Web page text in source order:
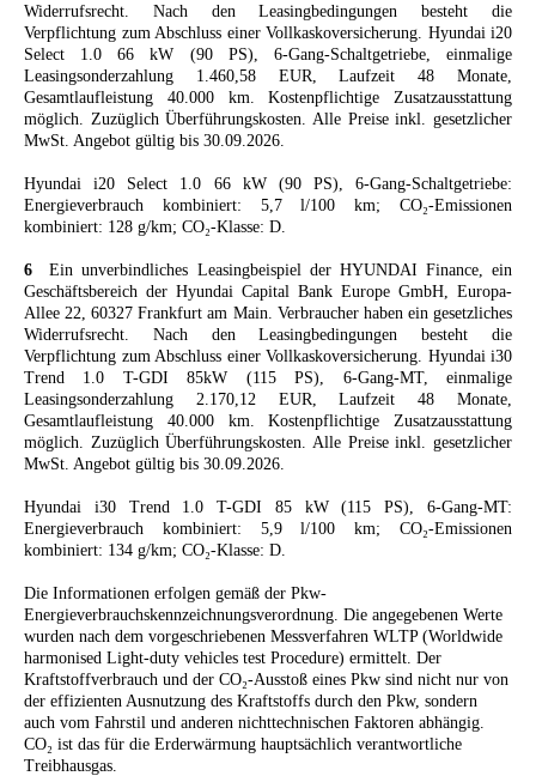
Widerrufsrecht. Nach den Leasingbedingungen besteht die
Verpflichtung zum Abschluss einer Vollkaskoversicherung. Hyundai i20
Select 1.0 66 kW (90 PS), 6-Gang-Schaltgetriebe, einmalige
Leasingsonderzahlung 1.460,58 EUR, Laufzeit 48 Monate,
Gesamtlaufleistung 40.000 km. Kostenpflichtige Zusatzausstattung
möglich. Zuzüglich Überführungskosten. Alle Preise inkl. gesetzlicher
MwSt. Angebot gültig bis 30.09.2026.
Hyundai i20 Select 1.0 66 kW (90 PS), 6-Gang-Schaltgetriebe:
Energieverbrauch kombiniert: 5,7 l/100 km; CO₂-Emissionen
kombiniert: 128 g/km; CO₂-Klasse: D.
6
Ein unverbindliches Leasingbeispiel der HYUNDAI Finance, ein
Geschäftsbereich der Hyundai Capital Bank Europe GmbH, Europa-
Allee 22, 60327 Frankfurt am Main. Verbraucher haben ein gesetzliches
Widerrufsrecht. Nach den Leasingbedingungen besteht die
Verpflichtung zum Abschluss einer Vollkaskoversicherung. Hyundai i30
Trend 1.0 T-GDI 85kW (115 PS), 6-Gang-MT, einmalige
Leasingsonderzahlung 2.170,12 EUR, Laufzeit 48 Monate,
Gesamtlaufleistung 40.000 km. Kostenpflichtige Zusatzausstattung
möglich. Zuzüglich Überführungskosten. Alle Preise inkl. gesetzlicher
MwSt. Angebot gültig bis 30.09.2026.
Hyundai i30 Trend 1.0 T-GDI 85 kW (115 PS), 6-Gang-MT:
Energieverbrauch kombiniert: 5,9 l/100 km; CO₂-Emissionen
kombiniert: 134 g/km; CO₂-Klasse: D.
Die Informationen erfolgen gemäß der Pkw-
Energieverbrauchskennzeichnungsverordnung. Die angegebenen Werte
wurden nach dem vorgeschriebenen Messverfahren WLTP (Worldwide
harmonised Light-duty vehicles test Procedure) ermittelt. Der
Kraftstoffverbrauch und der CO₂-Ausstoß eines Pkw sind nicht nur von
der effizienten Ausnutzung des Kraftstoffs durch den Pkw, sondern
auch vom Fahrstil und anderen nichttechnischen Faktoren abhängig.
CO₂ ist das für die Erderwärmung hauptsächlich verantwortliche
Treibhausgas.